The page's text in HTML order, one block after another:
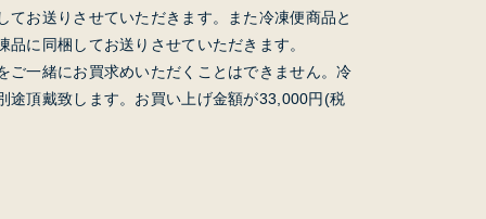
てお送りさせていただきます。また冷凍便商品と
に同梱してお送りさせていただきます。
ご一緒にお買求めいただくことはできません。冷
途頂戴致します。お買い上げ金額が33,000円(税